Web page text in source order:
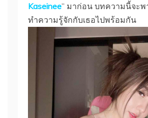
Kaseinee” มาก่อน บทความนี้จะ
ทำความรู้จักกับเธอไปพร้อมกัน